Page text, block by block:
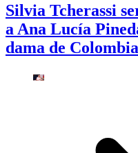
Silvia Tcherassi
a Ana Lucía
dama de Colombia